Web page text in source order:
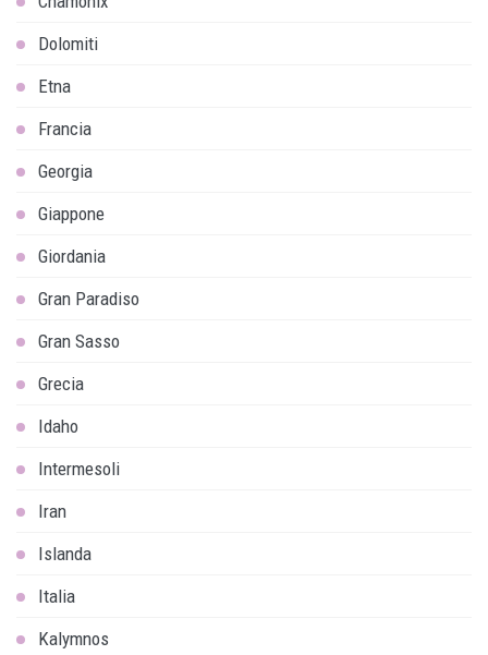
Dolomiti
Etna
Francia
Georgia
Giappone
Giordania
Gran Paradiso
Gran Sasso
Grecia
Idaho
Intermesoli
Iran
Islanda
Italia
Kalymnos